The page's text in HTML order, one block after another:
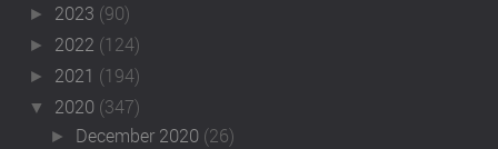
► 2023 (90)
► 2022 (124)
► 2021 (194)
▼ 2020 (347)
► December 2020 (26)